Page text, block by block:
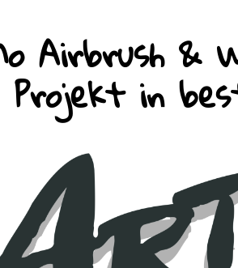
Airbrush &
Projekt in